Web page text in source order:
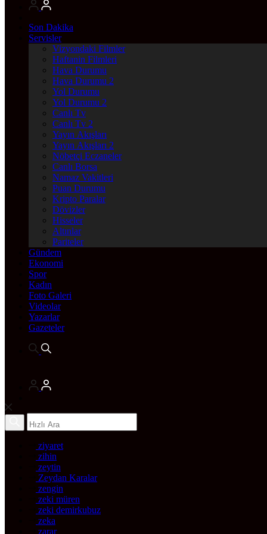
Son Dakika
Servisler
Vizyondaki Filmler
Haftanin Filmleri
Hava Durumu
Hava Durumu 2
Yol Durumu
Yol Durumu 2
Canlı Tv
Canlı Tv 2
Yayın Akışları
Yayın Akışları 2
Nöbetçi Eczaneler
Canlı Borsa
Namaz Vakitleri
Puan Durumu
Kripto Paralar
Dövizler
Hisseler
Altınlar
Pariteler
Gündem
Ekonomi
Spor
Kadın
Foto Galeri
Videolar
Yazarlar
Gazeteler
ziyaret
zihin
zeytin
Zeydan Karalar
zengin
zeki müren
zeki demirkubuz
zeka
zarar